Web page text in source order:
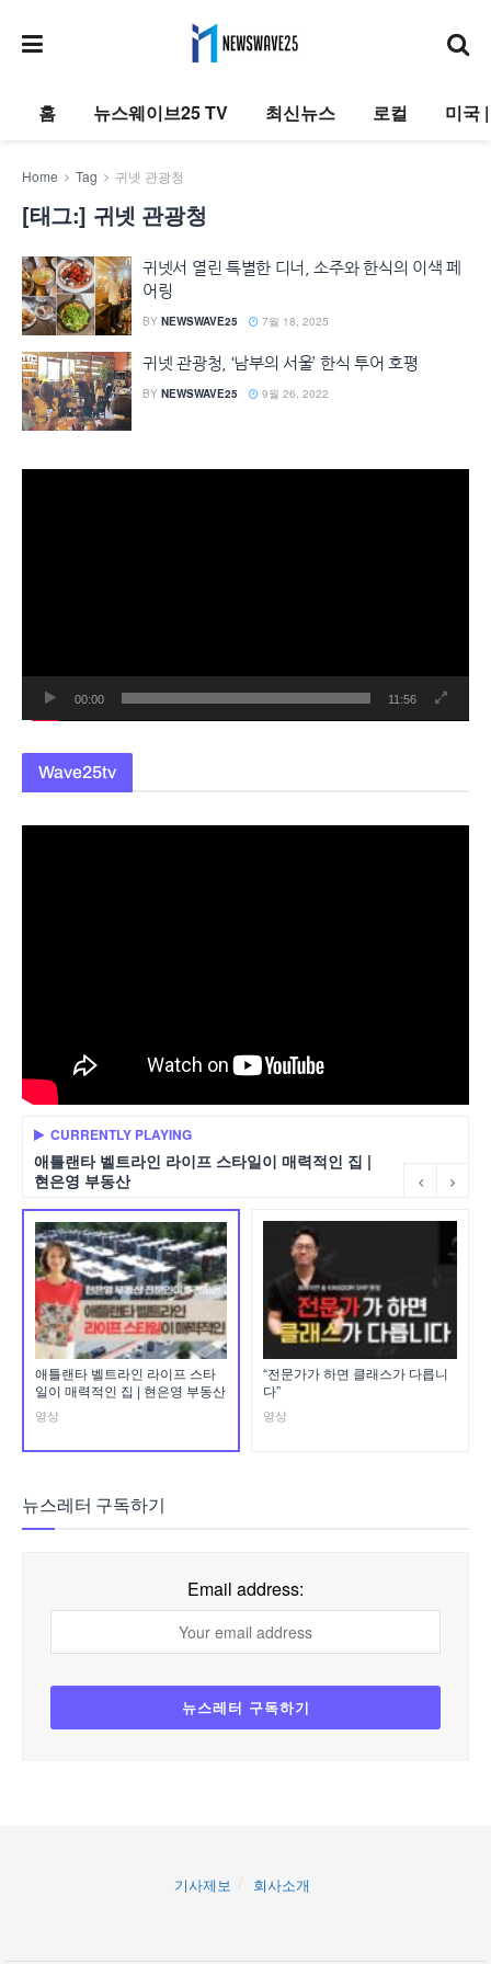
홈 뉴스웨이브25 TV 최신뉴스 로컬 미국
Home Tag 귀넷 관광청
[태그:] 귀넷 관광청
귀넷서 열린 특별한 디너, 소주와 한식의 이색 페
어링
BY NEWSWAVE25 7월 18, 2025
귀넷 관광청, ‘남부의 서울’ 한식 투어 호평
BY NEWSWAVE25 9월 26, 2022
00:00 11:56
Wave25tv
CURRENTLY PLAYING
애틀랜타 벨트라인 라이프 스타일이 매력적인 집 |
현은영 부동산
애틀랜타 벨트라인 라이프 스타
일이 매력적인 집 | 현은영 부동산
영상
“전문가가 하면 클래스가 다릅니
다”
영상
뉴스레터 구독하기
Email address:
기사제보 회사소개